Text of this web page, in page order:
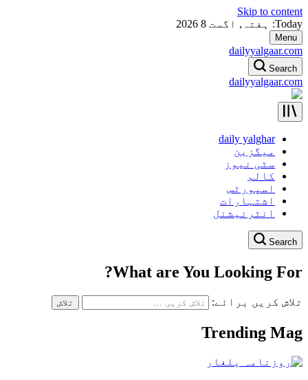
Skip to content
Today: ہفتہ, اگست 8 2026
Menu
dailyyalgaar.com
Search
dailyyalgaar.com
daily yalghar
میگزین
سٹی نیوز
کالم
اسپورٹس
اشتہارات
انٹرنیشنل
Search
What are You Looking For?
تلاش کریں برائے:
Trending Mag